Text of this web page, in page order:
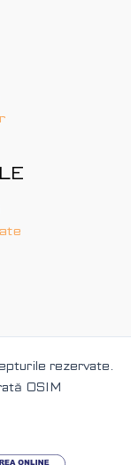
rezervate.
OSIM